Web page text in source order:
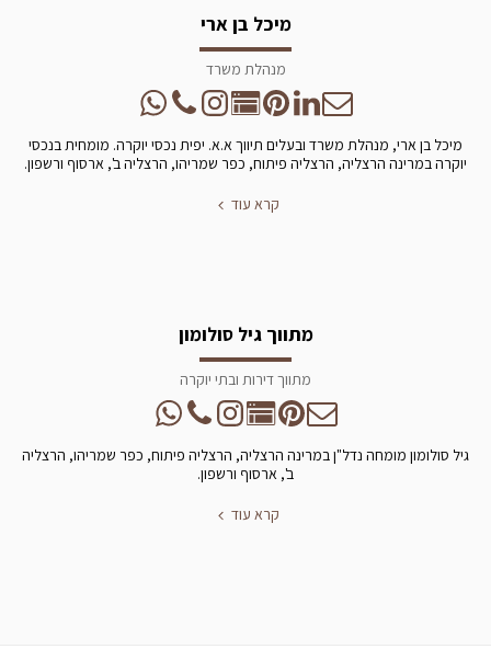
מיכל בן ארי
מנהלת משרד
מיכל בן ארי, מנהלת משרד ובעלים תיווך א.א. יפית נכסי יוקרה. מומחית בנכסי
יוקרה במרינה הרצליה, הרצליה פיתוח, כפר שמריהו, הרצליה ב', ארסוף ורשפון.
קרא עוד
מתווך גיל סולומון
מתווך דירות ובתי יוקרה
גיל סולומון מומחה נדל"ן במרינה הרצליה, הרצליה פיתוח, כפר שמריהו, הרצליה
ב', ארסוף ורשפון.
קרא עוד